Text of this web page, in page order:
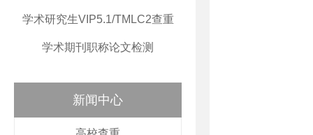
学术研究生VIP5.1/TMLC2查重
学术期刊职称论文检测
新闻中心